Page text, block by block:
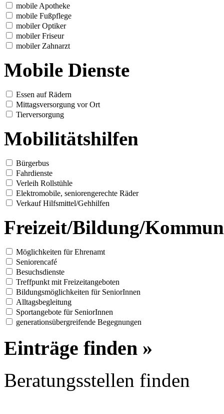
mobile Apotheke
mobile Fußpflege
mobiler Optiker
mobiler Friseur
mobiler Zahnarzt
Mobile Dienste
Essen auf Rädern
Mittagsversorgung vor Ort
Tierversorgung
Mobilitätshilfen
Bürgerbus
Fahrdienste
Verleih Rollstühle
Elektromobile, seniorengerechte Räder
Verkauf Hilfsmittel/Gehhilfen
Freizeit/Bildung/
Möglichkeiten für Ehrenamt
Seniorencafé
Besuchsdienste
Treffpunkt mit Freizeitangeboten
Bildungsmöglichkeiten für SeniorInnen
Alltagsbegleitung
Sportangebote für SeniorInnen
generationsübergreifende Begegnungen
Einträge finden »
Beratungsstellen finden